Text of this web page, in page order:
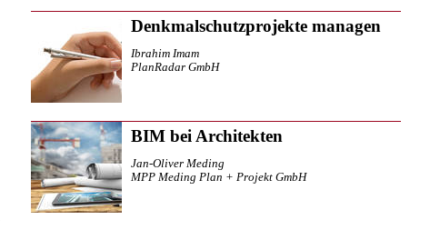
Denkmalschutzprojekte managen
Ibrahim Imam
PlanRadar GmbH
BIM bei Architekten
Jan-Oliver Meding
MPP Meding Plan + Projekt GmbH